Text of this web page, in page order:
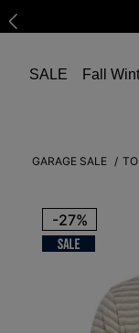
SALE Fall
GARAGE SALE
-27%